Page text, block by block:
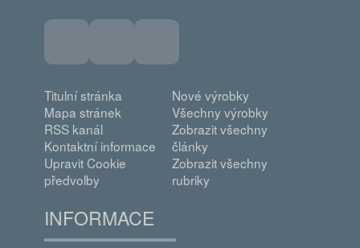
Titulní stránka
Mapa stránek
RSS kanál
Kontaktní informace
Upravit Cookie
předvolby
Nové výrobky
Všechny výrobky
Zobrazit všechny
články
Zobrazit všechny
rubriky
INFORMACE